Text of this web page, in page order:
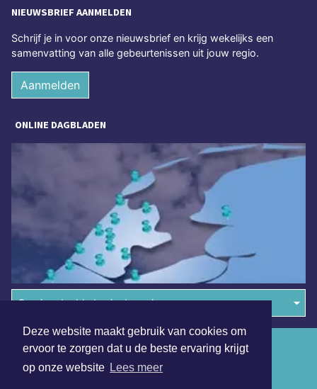
Deze website maakt gebruik van cookies om
ervoor te zorgen dat u de beste ervaring krijgt
op onze website Lees meer
NIEUWSBRIEF AANMELDEN
Schrijf je in voor onze nieuwsbrief en krijg wekelijks een
samenvatting van alle gebeurtenissen uit jouw regio.
Aanmelden
ONLINE DAGBLADEN
Overige dagbladen in de regio
Algemene voorwaarden
Disclaimer